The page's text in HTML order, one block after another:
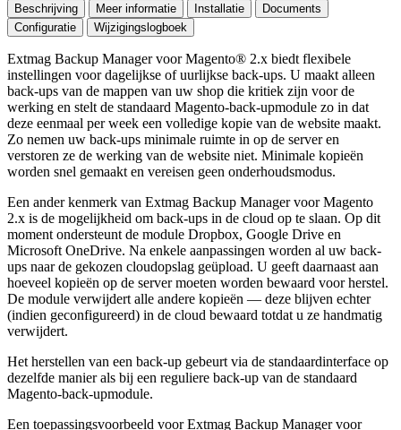
Beschrijving Meer informatie Installatie
Documents
Configuratie
Wijzigingslogboek
Extmag Backup Manager voor Magento® 2.x biedt flexibele
instellingen voor dagelijkse of uurlijkse back-ups. U maakt alleen
back-ups van de mappen van uw shop die kritiek zijn voor de
werking en stelt de standaard Magento-back-upmodule zo in dat
deze eenmaal per week een volledige kopie van de website maakt.
Zo nemen uw back-ups minimale ruimte in op de server en
verstoren ze de werking van de website niet. Minimale kopieën
worden snel gemaakt en vereisen geen onderhoudsmodus.
Een ander kenmerk van Extmag Backup Manager voor Magento
2.x is de mogelijkheid om back-ups in de cloud op te slaan. Op dit
moment ondersteunt de module Dropbox, Google Drive en
Microsoft OneDrive. Na enkele aanpassingen worden al uw back-
ups naar de gekozen cloudopslag geüpload. U geeft daarnaast aan
hoeveel kopieën op de server moeten worden bewaard voor herstel.
De module verwijdert alle andere kopieën — deze blijven echter
(indien geconfigureerd) in de cloud bewaard totdat u ze handmatig
verwijdert.
Het herstellen van een back-up gebeurt via de standaardinterface op
dezelfde manier als bij een reguliere back-up van de standaard
Magento-back-upmodule.
Een toepassingsvoorbeeld voor Extmag Backup Manager voor